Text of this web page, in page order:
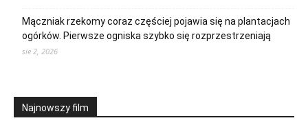
Mączniak rzekomy coraz częściej pojawia się na plantacjach
ogórków. Pierwsze ogniska szybko się rozprzestrzeniają
sie 2, 2026
Najnowszy film